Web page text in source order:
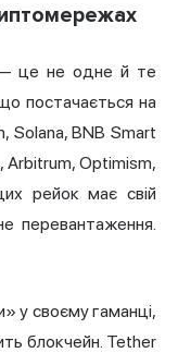
це не одне й те
постачається на
Solana, BNB Smart
Arbitrum, Optimism,
рейок має свій
перевантаження.
у своєму гаманці,
блокчейн. Tether